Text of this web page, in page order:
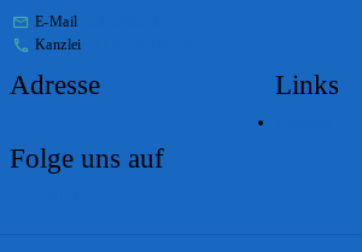
E-Mail
Kanzlei
Adresse Links
Folge uns auf